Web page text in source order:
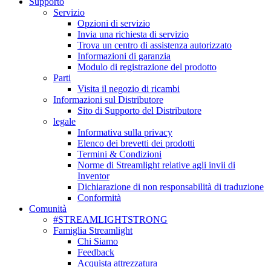
Servizio
Opzioni di servizio
Invia una richiesta di servizio
Trova un centro di assistenza autorizzato
Informazioni di garanzia
Modulo di registrazione del prodotto
Parti
Visita il negozio di ricambi
Informazioni sul Distributore
Sito di Supporto del Distributore
legale
Informativa sulla privacy
Elenco dei brevetti dei prodotti
Termini & Condizioni
Norme di Streamlight relative agli invii di
Inventor
Dichiarazione di non responsabilità di traduzione
Conformità
Comunità
#STREAMLIGHTSTRONG
Famiglia Streamlight
Chi Siamo
Feedback
Acquista attrezzatura